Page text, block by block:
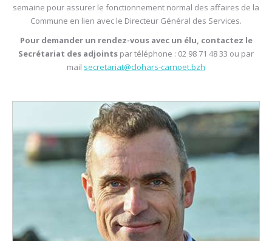
semaine pour assurer le fonctionnement normal des affaires de la
Commune en lien avec le Directeur Général des Services.
Pour demander un rendez-vous avec un élu, contactez le
Secrétariat des adjoints par téléphone : 02 98 71 48 33 ou par
mail secretariat@clohars-carnoet.bzh